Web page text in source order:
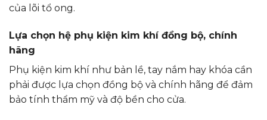
của lõi tổ ong.
Lựa chọn hệ phụ kiện kim khí đồng bộ, chính
hãng
Phụ kiện kim khí như bản lề, tay nắm hay khóa cần
phải được lựa chọn đồng bộ và chính hãng để đảm
bảo tính thẩm mỹ và độ bền cho cửa.